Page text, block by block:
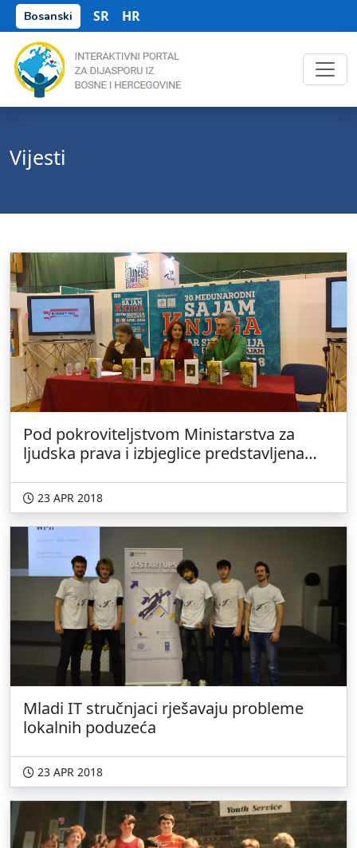
Bosanski SR HR
Vijesti
Pod pokroviteljstvom Ministarstva za
ljudska prava i izbjeglice predstavljena
Hamzić, Milene Letić Joveš i Zlatka Lukića
23 APR 2018
Mladi IT stručnjaci rješavaju probleme
lokalnih poduzeća
23 APR 2018